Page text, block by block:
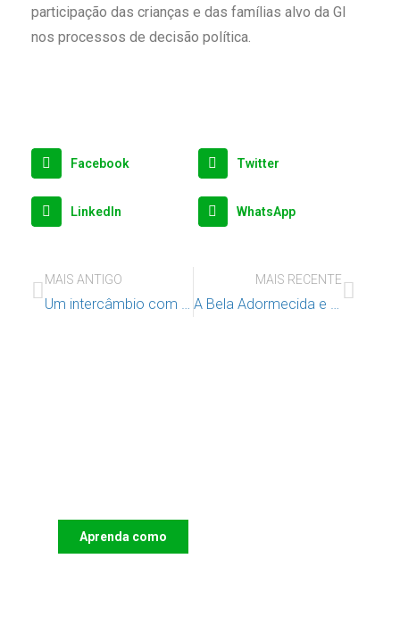
participação das crianças e das famílias alvo da GI
nos processos de decisão política.
Facebook Twitter
LinkedIn WhatsApp
MAIS ANTIGO MAIS RECENTE
Aprenda como